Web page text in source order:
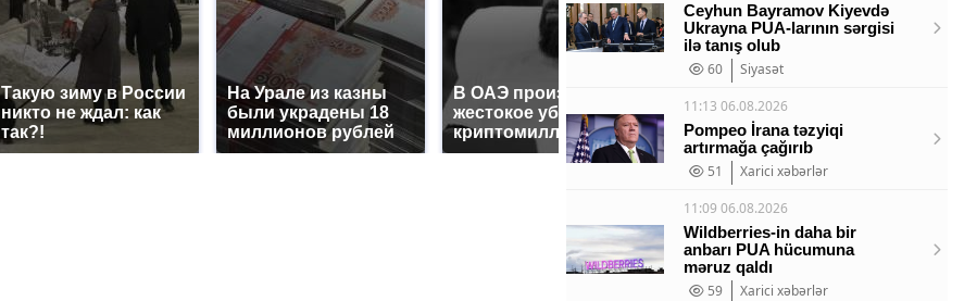
Такую зиму в России
никто не ждал: как
так?!
На Урале из казны
были украдены 18
миллионов рублей
В ОАЭ произошло
жестокое убийство
криптомиллионера
Все новости по
падению вертолета на
Кавказе: читать здесь
ждать
Ceyhun Bayramov Kiyevdə
Ukrayna PUA-larının sərgisi
ilə tanış olub
60
Siyasət
11:13 06.08.2026
Pompeo İrana təzyiqi
artırmağa çağırıb
51
Xarici xəbərlər
11:09 06.08.2026
Wildberries-in daha bir
anbarı PUA hücumuna
məruz qaldı
59
Xarici xəbərlər